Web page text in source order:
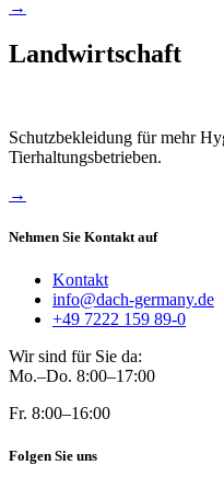
→
Landwirtschaft
Schutzbekleidung für mehr
Tierhaltungsbetrieben.
→
Nehmen Sie Kontakt auf
Kontakt
info@dach-germany.de
+49 7222 159 89-0
Wir sind für Sie da:
Mo.–Do. 8:00–17:00
Fr. 8:00–16:00
Folgen Sie uns